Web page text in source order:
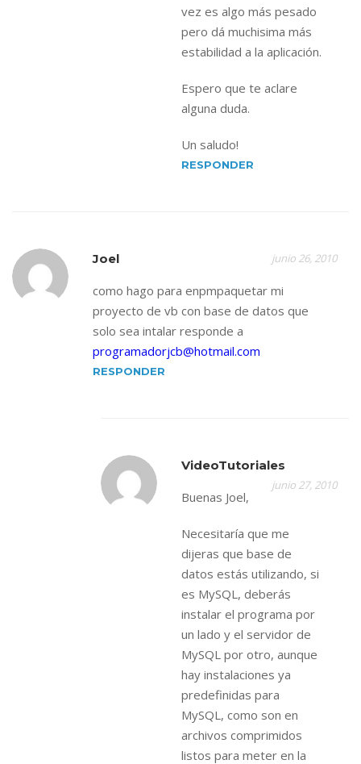
vez es algo más pesado
pero dá muchisima más
estabilidad a la aplicación.
Espero que te aclare
alguna duda.
Un saludo!
RESPONDER
Joel junio 26, 2010
como hago para enpmpaquetar mi
proyecto de vb con base de datos que
solo sea intalar responde a
programadorjcb@hotmail.com
RESPONDER
VideoTutoriales
junio 27, 2010
Buenas Joel,
Necesitaría que me
dijeras que base de
datos estás utilizando, si
es MySQL, deberás
instalar el programa por
un lado y el servidor de
MySQL por otro, aunque
hay instalaciones ya
predefinidas para
MySQL, como son en
archivos comprimidos
listos para meter en la